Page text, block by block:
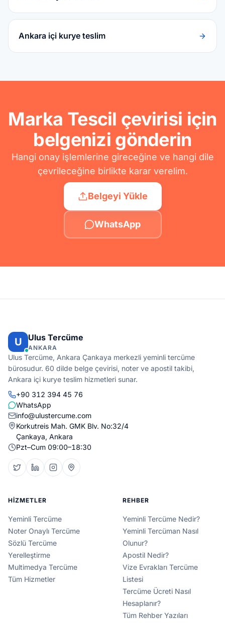
Ankara içi kurye teslim
Marka Tescil çevirisi için
belgenizi gönderin
Hangi onay işlemlerine gireceğine ve hangi dile
çevrileceğine birlikte karar verelim.
Belgeyi Yükle
WhatsApp
U Ulus Tercüme
ANKARA
Ulus Tercüme, Ankara Çankaya merkezli yeminli tercüme
bürosudur. 60 dilde belge çevirisi, noter ve apostil takibi,
Ankara içi kurye teslim hizmetleri sunar.
+90 312 394 45 76
WhatsApp
info@ulustercume.com
Korkutreis Mah. GMK Blv. No:32/4
Çankaya, Ankara
Pzt–Cum 09:00–18:30
HIZMETLER
Yeminli Tercüme
Noter Onaylı Tercüme
Sözlü Tercüme
Yerelleştirme
Multimedya Tercüme
Tüm Hizmetler
REHBER
Yeminli Tercüme Nedir?
Yeminli Tercüman Nasıl
Olunur?
Apostil Nedir?
Vize Evrakları Tercüme
Listesi
Tercüme Ücreti Nasıl
Hesaplanır?
Tüm Rehber Yazıları